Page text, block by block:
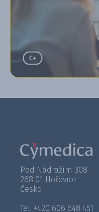
Pod Nádražím 308
268 01 Hořovice
Česko
Tel: +420 606 648 451